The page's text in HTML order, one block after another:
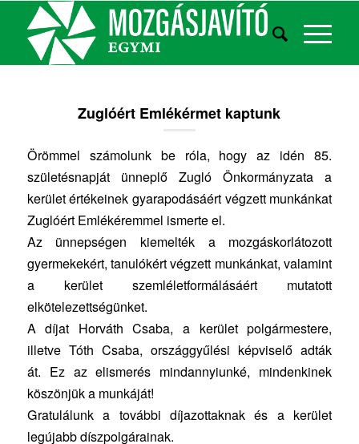
Zuglóért Emlékérmet kaptunk
Örömmel számolunk be róla, hogy az idén 85.
születésnapját ünneplő Zugló Önkormányzata a
kerület értékeinek gyarapodásáért végzett munkánkat
Zuglóért Emlékéremmel ismerte el.
Az ünnepségen kiemelték a mozgáskorlátozott
gyermekekért, tanulókért végzett munkánkat, valamint
a kerület szemléletformálásáért mutatott
elkötelezettségünket.
A díjat Horváth Csaba, a kerület polgármestere,
illetve Tóth Csaba, országgyűlési képviselő adták
át. Ez az elismerés mindannyiunké, mindenkinek
köszönjük a munkáját!
Gratulálunk a további díjazottaknak és a kerület
legújabb díszpolgárainak.